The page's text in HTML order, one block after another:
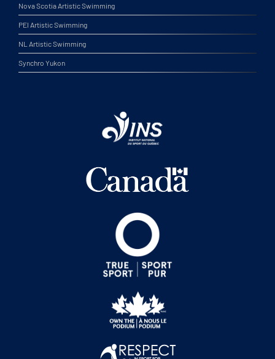
Nova Scotia Artistic Swimming
PEI Artistic Swimming
NL Artistic Swimming
Synchro Yukon